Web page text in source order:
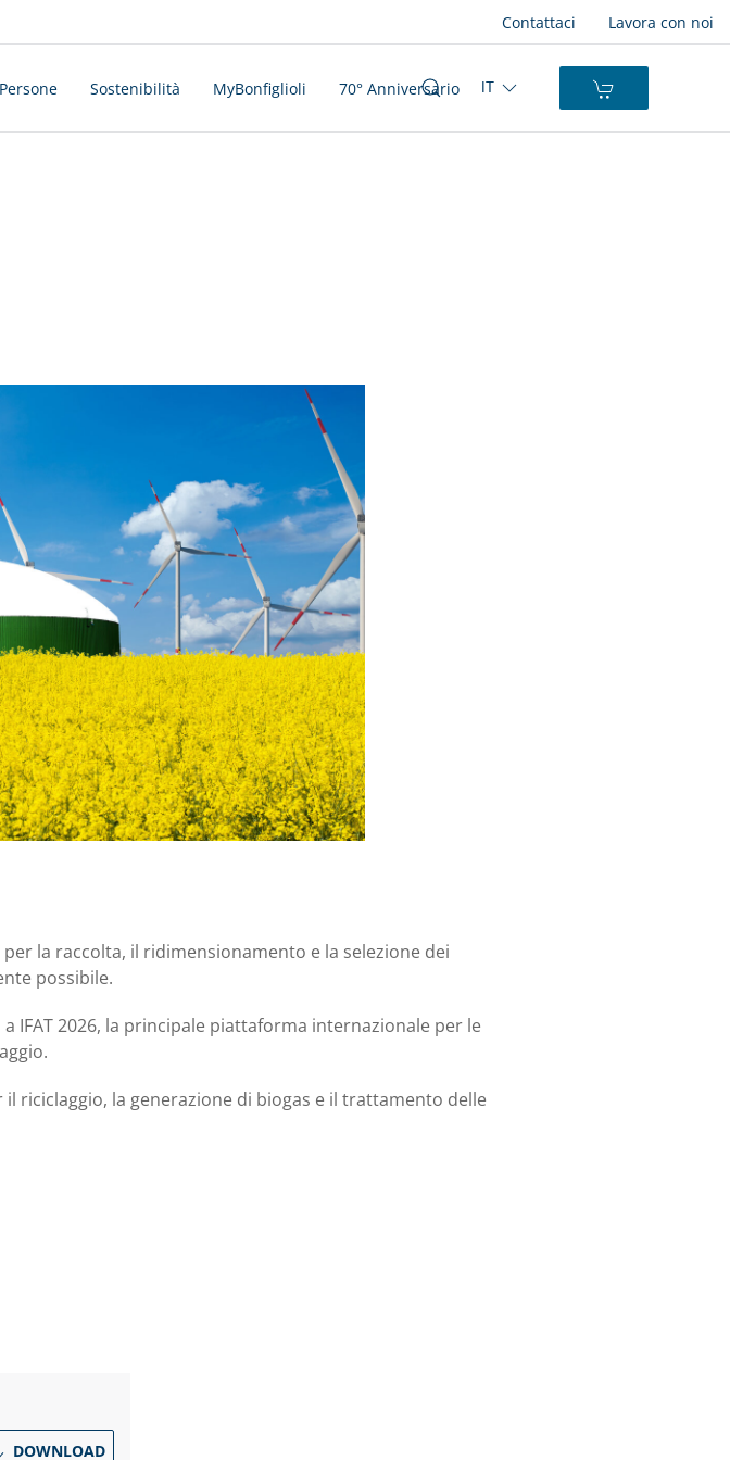
Contattaci Lavora con noi
Persone Sostenibilità MyBonfiglioli 70° Anniversario IT
la raccolta, il ridimensionamento e la selezione dei
possibile.
IFAT 2026, la principale piattaforma internazionale per le
riciclaggio, la generazione di biogas e il trattamento delle
DOWNLOAD